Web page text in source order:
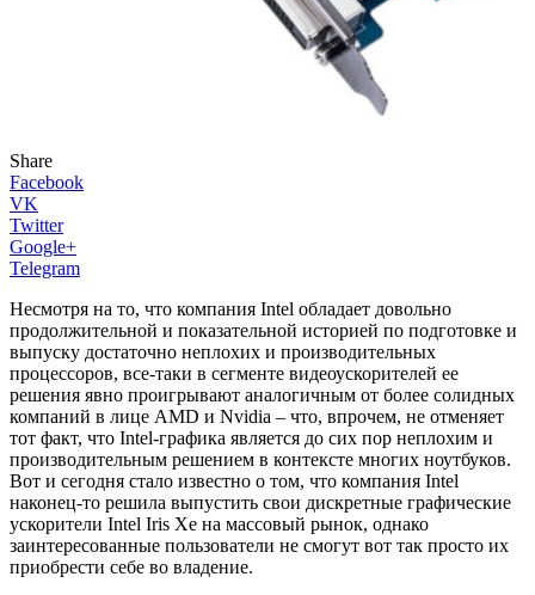
Share
Facebook
VK
Twitter
Google+
Telegram
Несмотря на то, что компания Intel обладает довольно
продолжительной и показательной историей по подготовке и
выпуску достаточно неплохих и производительных
процессоров, все-таки в сегменте видеоускорителей ее
решения явно проигрывают аналогичным от более солидных
компаний в лице AMD и Nvidia – что, впрочем, не отменяет
тот факт, что Intel-графика является до сих пор неплохим и
производительным решением в контексте многих ноутбуков.
Вот и сегодня стало известно о том, что компания Intel
наконец-то решила выпустить свои дискретные графические
ускорители Intel Iris Xe на массовый рынок, однако
заинтересованные пользователи не смогут вот так просто их
приобрести себе во владение.